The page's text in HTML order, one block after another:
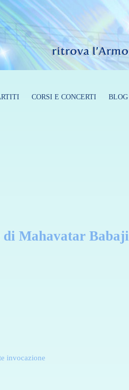
CORSI E CONCERTI BLOG
di Mahavatar
invocazione